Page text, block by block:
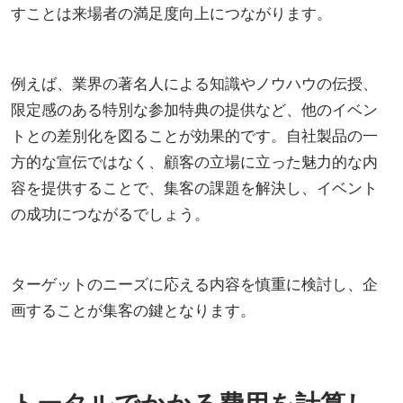
すことは来場者の満足度向上につながります。
例えば、業界の著名人による知識やノウハウの伝授、
限定感のある特別な参加特典の提供など、他のイベン
トとの差別化を図ることが効果的です。自社製品の一
方的な宣伝ではなく、顧客の立場に立った魅力的な内
容を提供することで、集客の課題を解決し、イベント
の成功につながるでしょう。
ターゲットのニーズに応える内容を慎重に検討し、企
画することが集客の鍵となります。